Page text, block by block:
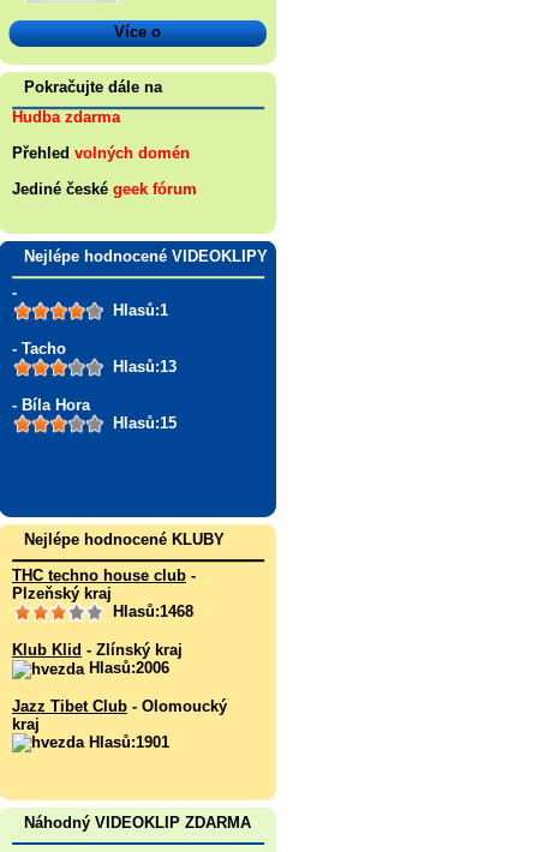
Více o
Pokračujte dále na
Hudba zdarma
Přehled volných domén
Jediné české geek fórum
Nejlépe hodnocené VIDEOKLIPY
-
Hlasů:1
- Tacho
Hlasů:13
- Bíla Hora
Hlasů:15
Nejlépe hodnocené KLUBY
THC techno house club -
Plzeňský kraj
Hlasů:1468
Klub Klid - Zlínský kraj
Hlasů:2006
Jazz Tibet Club - Olomoucký
kraj
Hlasů:1901
Náhodný VIDEOKLIP ZDARMA